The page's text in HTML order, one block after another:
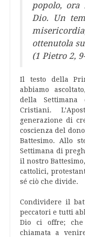
popolo,
Dio. Un
ottenutola
(1 Pietro 2,
Il testo della
abbiamo
della
Cristiani.
generazione di
coscienza del
Battesimo. Allo
Settimana di
il nostro
cattolici,
sé ciò che divide.
Condividere il
peccatori e tutti
Dio ci offre; che
chiamata a